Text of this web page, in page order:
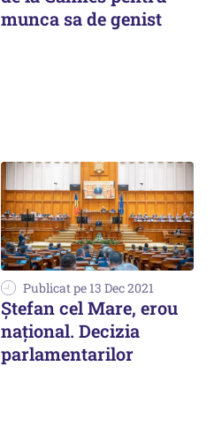
munca sa de genist
Publicat pe 13 Dec 2021
Ștefan cel Mare, erou
național. Decizia
parlamentarilor